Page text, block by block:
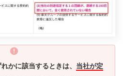
かに該当するときは、 当社が定